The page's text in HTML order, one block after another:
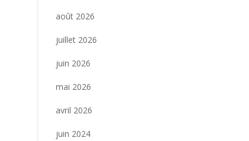
août 2026
juillet 2026
juin 2026
mai 2026
avril 2026
juin 2024